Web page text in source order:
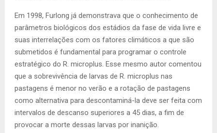
Em 1998, Furlong já demonstrava que o conhecimento de
parâmetros biológicos dos estádios da fase de vida livre e
suas interrelações com os fatores climáticos a que são
submetidos é fundamental para programar o controle
estratégico do R. microplus. Esse mesmo autor comentou
que a sobrevivência de larvas de R. microplus nas
pastagens é menor no verão e a rotação de pastagens
como alternativa para descontaminá-la deve ser feita com
intervalos de descanso superiores a 45 dias, a fim de
provocar a morte dessas larvas por inanição.